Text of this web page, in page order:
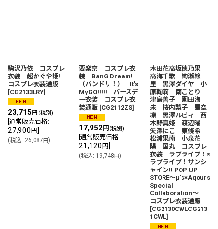
駒沢乃依 コスプレ
衣装 超かぐや姫!
コスプレ衣装通販
[CG2133LRY]
23,715円 (税別)
[通常販売価格:
27,900円]
(税込: 26,087円)
要楽奈 コスプレ衣
装 BanG Dream!
（バンドリ！） It's
MyGO!!!!! バースデ
ー衣装 コスプレ衣
装通販 [CG2112ZS]
17,952円 (税別)
[通常販売価格:
21,120円]
(税込: 19,748円)
木田花高坂穂乃果
高海千歌 絢瀬絵
里 黒澤ダイヤ 小
原鞠莉 南ことり
津島善子 園田海
未 桜内梨子 星空
凛 黒澤ルビィ 西
木野真姫 渡辺曜
矢澤にこ 東條希
松浦果南 小泉花
陽 国丸 コスプレ
衣装 ラブライブ！×
ラブライブ！サンシ
ャイン!! POP UP
STORE〜μ's×Aqours
Special
Collaboration〜
コスプレ衣装通販
[CG2130CWLCG213
1CWL]